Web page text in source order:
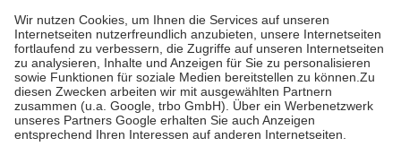
höchstens zehn Euro.
Es sind jedoch nie mehr als die tatsächlichen
Kosten der Leistung zu entrichten.
Diese Regeln gelten grundsätzlich auch für Online-Apotheken.
Bei Heilmitteln und häuslicher Krankenpflege beträgt die
Zuzahlung zehn Prozent der Kosten sowie zehn Euro je
Verordnung.
Um das Engagement der Versicherten für ihre eigene Gesundheit zu
stärken und die besondere Stellung der Familie zu unterstützen,